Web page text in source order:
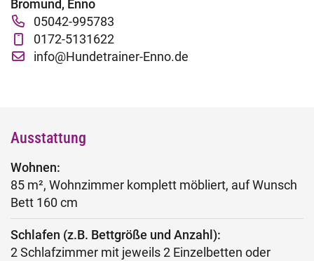
Fachtage online – Gesamtpaket
Wiederholerlehrgang
Bromund, Enno
05042-995783
0172-5131622
info@Hundetrainer-Enno.de
Ausstattung
Wohnen:
85 m², Wohnzimmer komplett möbliert, auf Wunsch
Bett 160 cm
Schlafen (z.B. Bettgröße und Anzahl):
2 Schlafzimmer mit jeweils 2 Einzelbetten oder